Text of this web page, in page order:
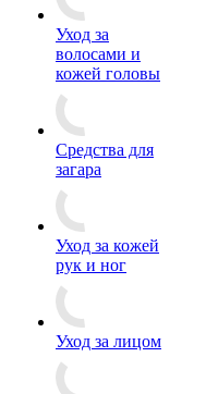
Уход за
волосами и
кожей головы
Средства для
загара
Уход за кожей
рук и ног
Уход за лицом